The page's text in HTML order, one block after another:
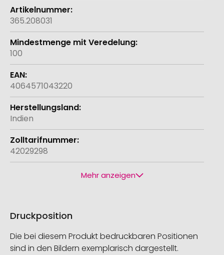
365.208031
100
4064571043220
Indien
42029298
Mehr anzeigen
Druckposition
Die bei diesem Produkt bedruckbaren Positionen
sind in den Bildern exemplarisch dargestellt.